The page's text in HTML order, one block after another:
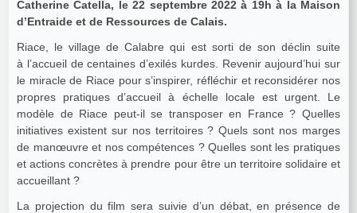
Catherine Catella, le 22 septembre 2022 à 19h à la Maison
d’Entraide et de Ressources de Calais.
Riace, le village de Calabre qui est sorti de son déclin suite
à l’accueil de centaines d’exilés kurdes. Revenir aujourd’hui sur
le miracle de Riace pour s’inspirer, réfléchir et reconsidérer nos
propres pratiques d’accueil à échelle locale est urgent. Le
modèle de Riace peut-il se transposer en France ? Quelles
initiatives existent sur nos territoires ? Quels sont nos marges
de manœuvre et nos compétences ? Quelles sont les pratiques
et actions concrètes à prendre pour être un territoire solidaire et
accueillant ?
La projection du film sera suivie d’un débat, en présence de